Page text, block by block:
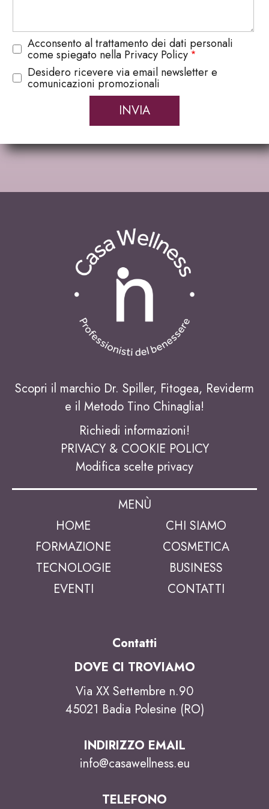
Acconsento al trattamento dei dati personali
come spiegato nella Privacy Policy
Desidero ricevere via email newsletter e
comunicazioni promozionali
Scopri il marchio Dr. Spiller, Fitogea, Reviderm
e il Metodo Tino Chinaglia!
Richiedi informazioni!
PRIVACY & COOKIE POLICY
Modifica scelte privacy
MENÙ
HOME
CHI SIAMO
FORMAZIONE
COSMETICA
TECNOLOGIE
BUSINESS
EVENTI
CONTATTI
Contatti
DOVE CI TROVIAMO
Via XX Settembre n.90
45021 Badia Polesine (RO)
INDIRIZZO EMAIL
info@casawellness.eu
TELEFONO